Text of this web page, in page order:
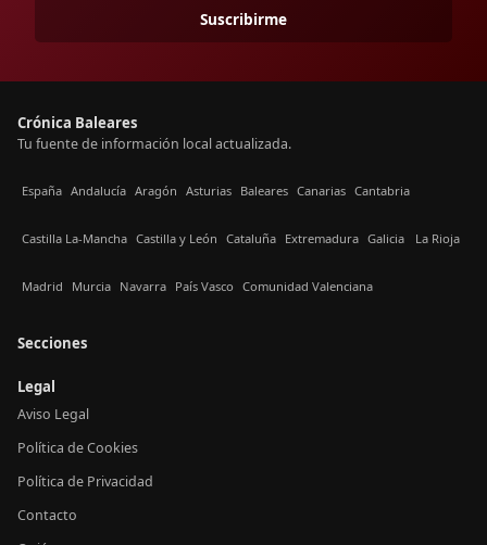
Suscribirme
Crónica Baleares
Tu fuente de información local actualizada.
España Andalucía Aragón Asturias Baleares Canarias Cantabria
Castilla La-Mancha Castilla y León Cataluña Extremadura Galicia La Rioja
Madrid Murcia Navarra País Vasco Comunidad Valenciana
Secciones
Legal
Aviso Legal
Política de Cookies
Política de Privacidad
Contacto